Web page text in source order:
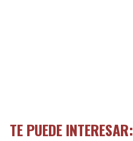
TE PUEDE INTERESAR: